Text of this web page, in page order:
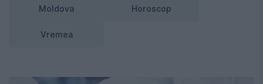
Moldova Horoscop
Vremea